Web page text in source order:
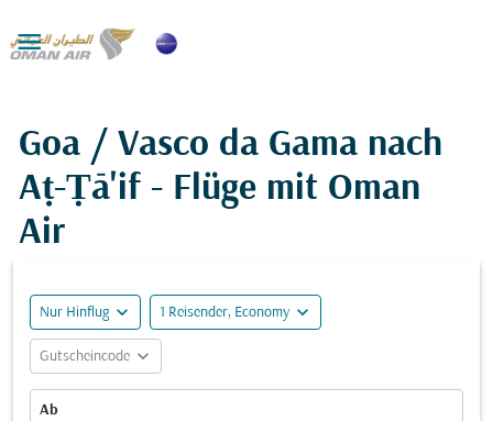

Goa / Vasco da Gama nach
Aṭ-Ṭā'if - Flüge mit Oman
Air
Nur Hinflug expand_more 1 Reisender, Economy expand_more
Gutscheincode expand_more
Ab